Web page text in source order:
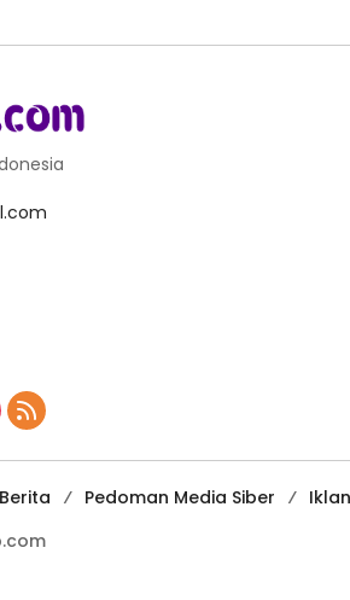
Pedoman Media Siber
Iklan